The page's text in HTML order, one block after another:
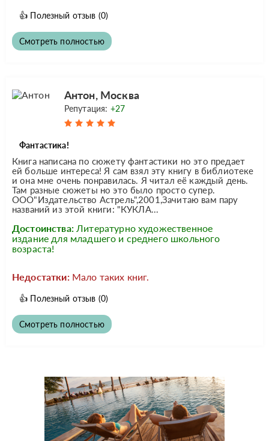
👍 Полезный отзыв (0)
Смотреть полностью
Антон, Москва
Репутация: +27
Фантастика!
Книга написана по сюжету фантастики но это предает
ей больше интереса! Я сам взял эту книгу в библиотеке
и она мне очень понравилась. Я читал её каждый день.
Там разные сюжеты но это было просто супер.
ООО"Издательство Астрель",2001,Зачитаю вам пару
названий из этой книги: "КУКЛА...
Достоинства: Литературно художественное
издание для младшего и среднего школьного
возраста!
Недостатки: Мало таких книг.
👍 Полезный отзыв (0)
Смотреть полностью